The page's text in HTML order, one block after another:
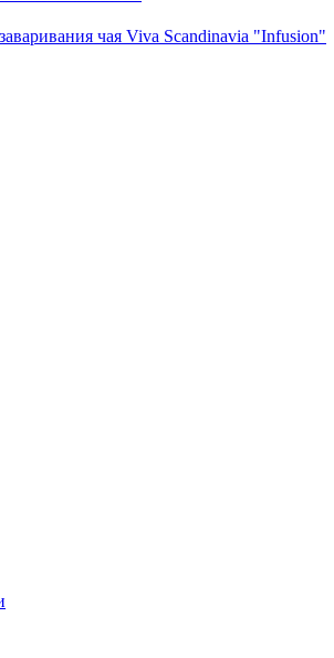
чая Viva Scandinavia "Infusion"